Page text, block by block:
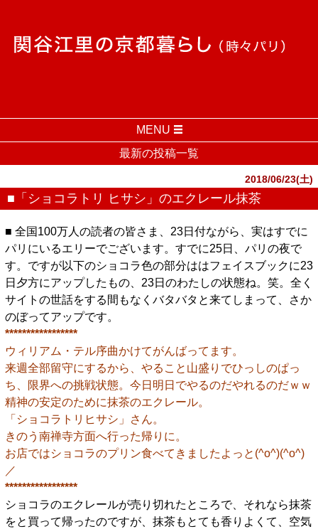
MENU
最新の投稿一覧
2018/06/23(土)
■「ショコラトリ ヒサシ」のエクレール抹茶
■ 全国100万人の読者の皆さま、23日付ながら、実はすでに
パリにいるエリーでございます。すでに25日、パリの夜で
す。ですが以下のショコラ色の部分ははフェイスブックに23
日夕方にアップしたもの、23日のわたしの状態ね。笑。全く
サイトの世話をする間もなくバタバタと来てしまって、さか
のぼってアップです。
*****************
ウィリアム・テル序曲かけてがんばってます。
来週全部留守にするから、やること山盛りでひっしのぱっ
ち、限界への挑戦状態。今日明日でやるのだやれるのだｗｗ
精神の安定のために抹茶のエクレール。
「ショコラトリヒサシ」さん。
きのう南禅寺方面へ行った帰りに。
お店ではショコラのプリン食べてきましたよっと(^o^)(^o^)
／
*****************
ショコラのエクレールが売り切れたところで、それなら抹茶
をと買って帰ったのですが、抹茶もとても香りよくて、空気